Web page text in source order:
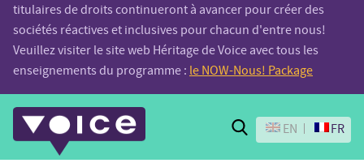
titulaires de droits continueront à avancer pour créer des
sociétés réactives et inclusives pour chacun d'entre nous!
Veuillez visiter le site web Héritage de Voice avec tous les
enseignements du programme : le NOW-Nous! Package
Search
EN FR